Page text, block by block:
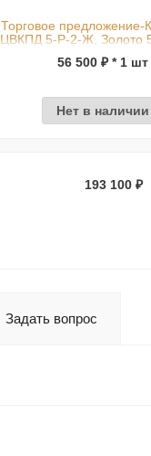
Торговое предложение-
ЦВКПД 5-Р-2-Ж, Золото
56 500 ₽ * 1 шт
Нет в наличии
193 100 ₽
Задать вопрос